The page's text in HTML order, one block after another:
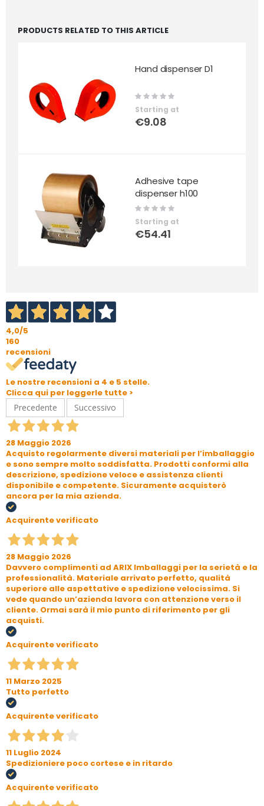
PRODUCTS RELATED TO THIS ARTICLE
Hand dispenser D1
Rating:
0%
Starting at
€9.08
Adhesive tape
dispenser h100
Rating:
0%
Starting at
€54.41
4,0/5
160
recensioni
Le nostre recensioni a 4 e 5 stelle.
Clicca qui per leggerle tutte >
Precedente
Successivo
28 Maggio 2026
Acquisto regolarmente diversi materiali per l’imballaggio
e sono sempre molto soddisfatta. Prodotti conformi alla
descrizione, spedizione veloce e assistenza clienti
disponibile e competente. Sicuramente acquisterò
ancora per la mia azienda.
Acquirente verificato
28 Maggio 2026
Davvero complimenti ad ARIX Imballaggi per la serietà e la
professionalità. Materiale arrivato perfetto, qualità
superiore alle aspettative e spedizione velocissima. Si
vede quando un’azienda lavora con attenzione verso il
cliente. Ormai sarà il mio punto di riferimento per gli
acquisti.
Acquirente verificato
11 Marzo 2025
Tutto perfetto
Acquirente verificato
11 Luglio 2024
Spedizioniere poco cortese e in ritardo
Acquirente verificato